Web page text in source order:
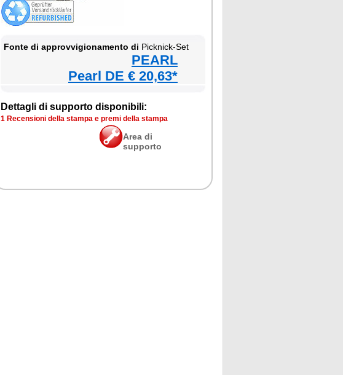
Fonte di approvvigionamento di Picknick-Set
PEARL
Pearl DE € 20,63*
Dettagli di supporto disponibili:
1 Recensioni della stampa e premi della stampa
Area di
supporto